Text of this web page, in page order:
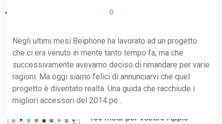
0
Negli ultimi mesi Beiphone ha lavorato ad un progetto
che ci era venuto in mente tanto tempo fa, ma che
successivamente avevamo deciso di rimandare per varie
ragioni. Ma oggi siamo felici di annunciarvi che quel
progetto è diventato realtà. Una guida che racchiude i
migliori accessori del 2014 pe...